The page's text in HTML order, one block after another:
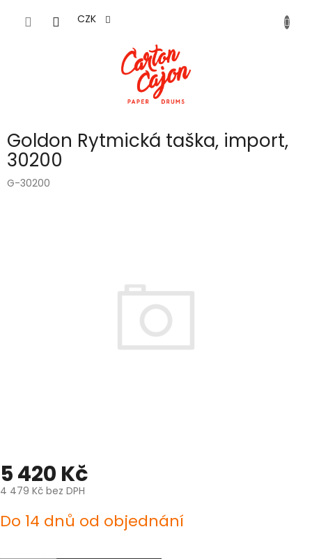
CZK
Goldon Rytmická taška, import,
30200
G-30200
5 420 Kč
4 479 Kč bez DPH
cena:
Do 14 dnů od objednání